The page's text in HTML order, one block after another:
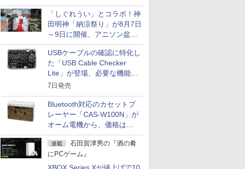
一フレーム採用
「しぐれうい」とコラボ！神
田明神「納涼祭り」が8月7日
～9日に開催、アニソン盆踊
りや屋台グルメなどもあり
USBケーブルの確認に特化し
た「USB Cable Checker
Lite」が登場、必要な機能を
凝縮しコンパクトに
7日発売
Bluetooth対応のカセットプ
レーヤー「CAS-W100N」が
オーム電機から、価格は
5,940円
連載
石田賀津男の『酒の肴
にPCゲーム』